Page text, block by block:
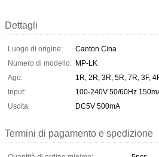
Dettagli
Luogo di origine:
Canton Cina
Numero di modello: MP-LK
Ago:
1R, 2R, 3R, 5R, 7R, 3F,
Input:
100-240V 50/60Hz
Uscita:
DC5V 500mA
Termini di pagamento e spedizione